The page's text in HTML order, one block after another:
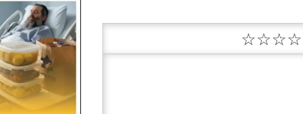
☆
☆
☆
☆